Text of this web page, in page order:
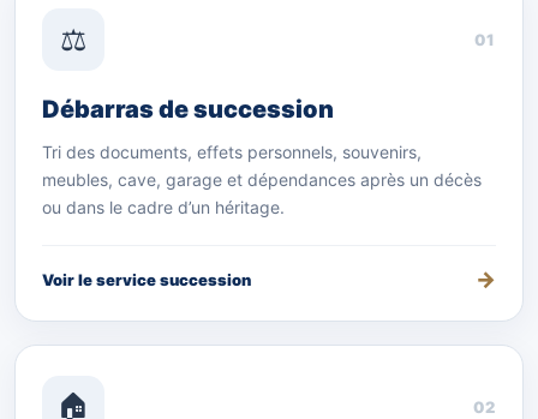
⚖️ 01
Débarras de succession
Tri des documents, effets personnels, souvenirs,
meubles, cave, garage et dépendances après un décès
ou dans le cadre d’un héritage.
Voir le service succession
🏠 02